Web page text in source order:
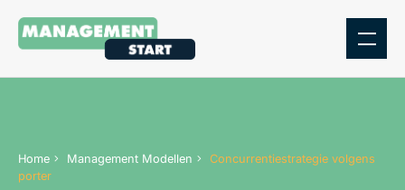
Home Management Modellen
Concurrentiestrategie volgens
porter